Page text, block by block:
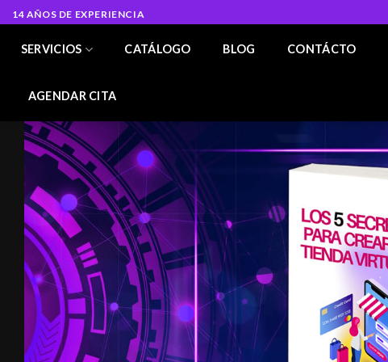
Skip
to
content
14 AÑOS DE EXPERIENCIA
SERVICIOS CATÁLOGO BLOG CONTÁCTO
AGENDAR CITA